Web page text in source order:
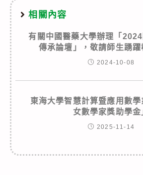
相關內容
有關中國醫藥大學辦理「
傳承論壇」，敬請師生踴躍
2024-10-08
東海大學智慧計算暨應用數
女數學家獎助學金
2025-11-14